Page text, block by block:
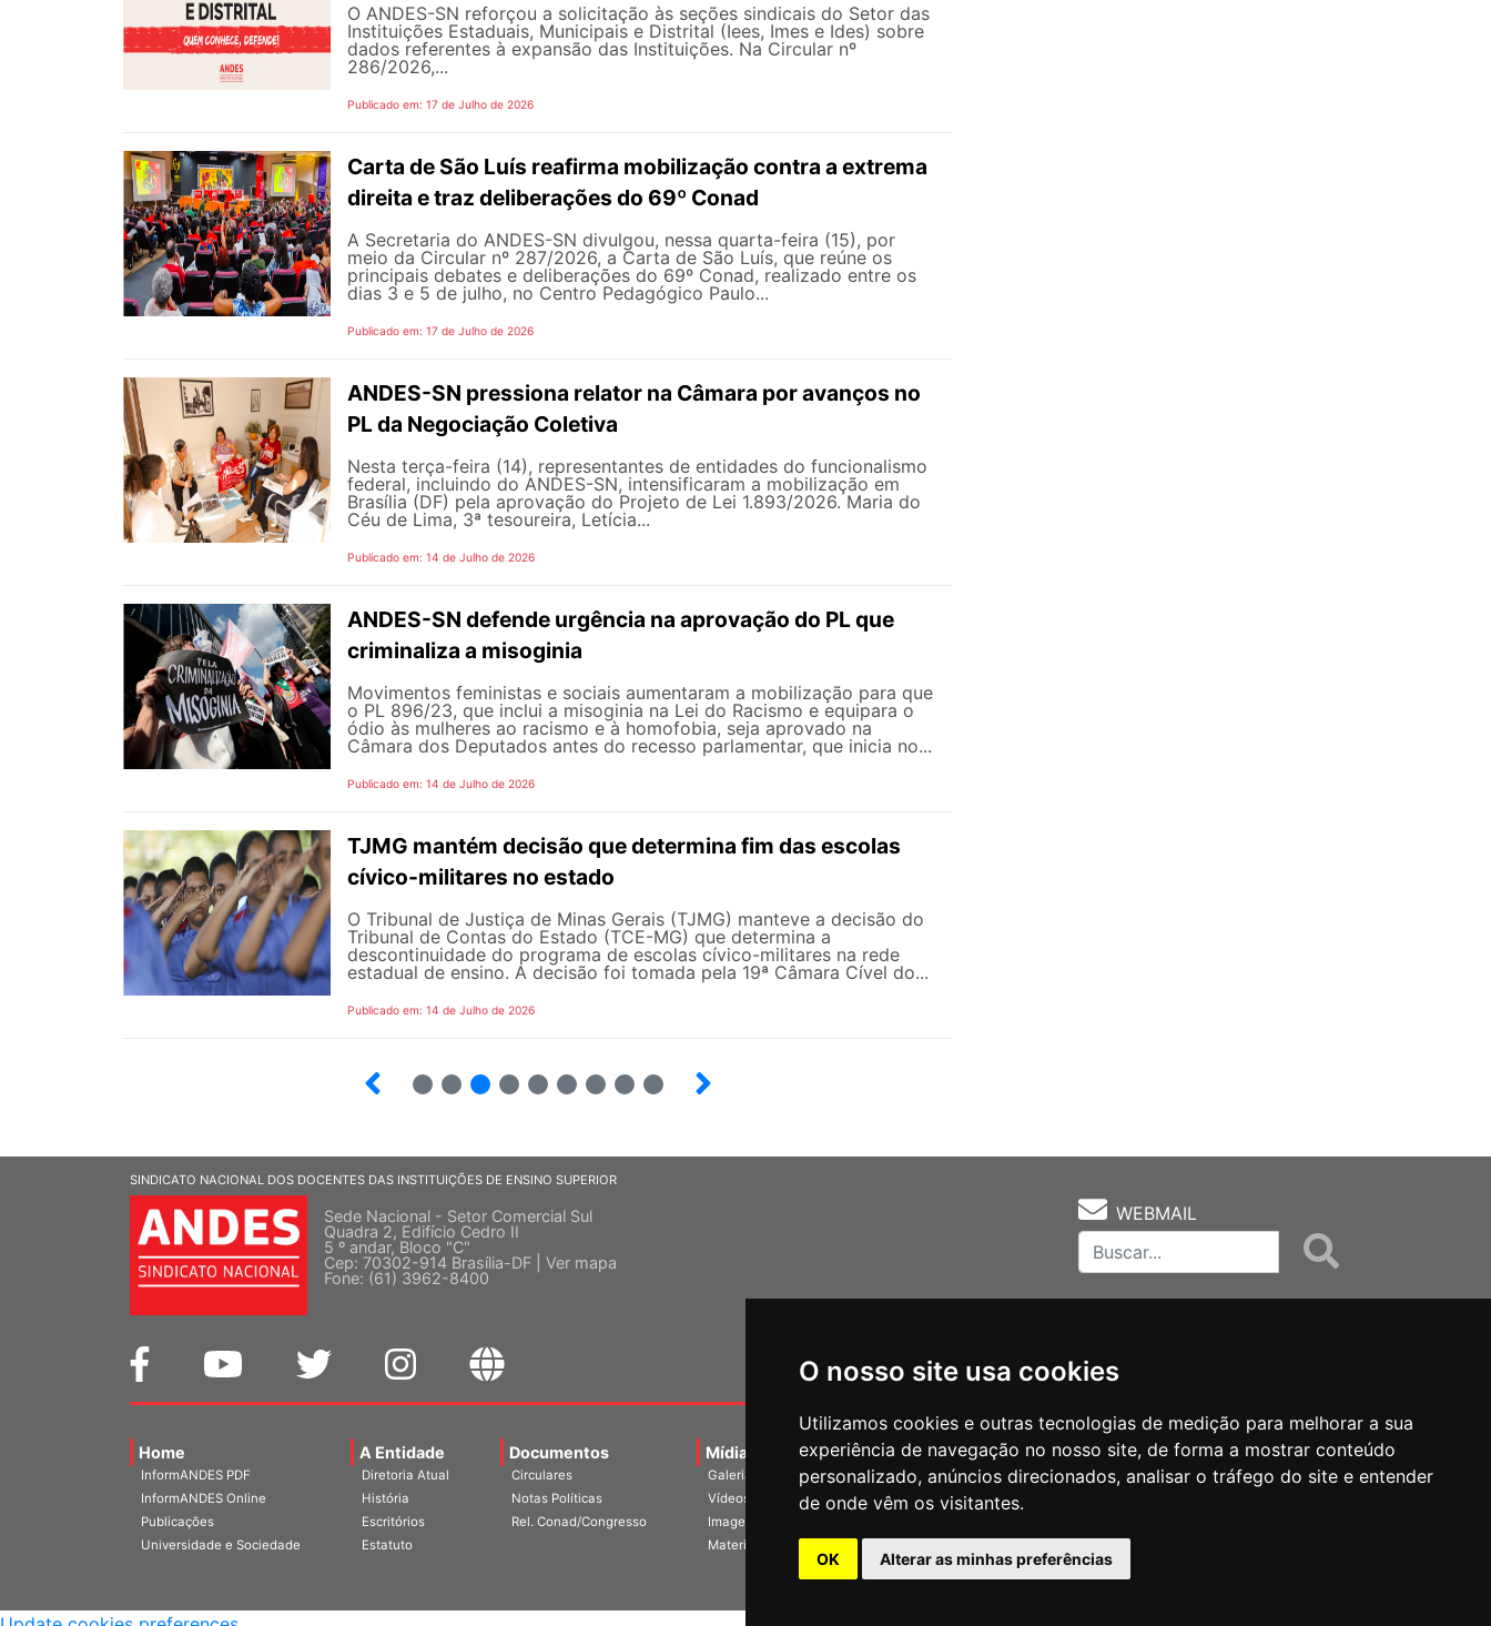
O nosso site usa cookies
Utilizamos cookies e outras tecnologias de medição para melhorar a sua
experiência de navegação no nosso site, de forma a mostrar conteúdo
personalizado, anúncios direcionados, analisar o tráfego do site e entender
de onde vêm os visitantes.
OK Alterar as minhas preferências
O ANDES-SN reforçou a solicitação às seções sindicais do Setor das
Instituições Estaduais, Municipais e Distrital (Iees, Imes e Ides) sobre
dados referentes à expansão das Instituições. Na Circular nº
286/2026,...
Publicado em: 17 de Julho de 2026
Carta de São Luís reafirma mobilização contra a extrema
direita e traz deliberações do 69º Conad
A Secretaria do ANDES-SN divulgou, nessa quarta-feira (15), por
meio da Circular nº 287/2026, a Carta de São Luís, que reúne os
principais debates e deliberações do 69º Conad, realizado entre os
dias 3 e 5 de julho, no Centro Pedagógico Paulo...
Publicado em: 17 de Julho de 2026
ANDES-SN pressiona relator na Câmara por avanços no
PL da Negociação Coletiva
Nesta terça-feira (14), representantes de entidades do funcionalismo
federal, incluindo do ANDES-SN, intensificaram a mobilização em
Brasília (DF) pela aprovação do Projeto de Lei 1.893/2026. Maria do
Céu de Lima, 3ª tesoureira, Letícia...
Publicado em: 14 de Julho de 2026
ANDES-SN defende urgência na aprovação do PL que
criminaliza a misoginia
Movimentos feministas e sociais aumentaram a mobilização para que
o PL 896/23, que inclui a misoginia na Lei do Racismo e equipara o
ódio às mulheres ao racismo e à homofobia, seja aprovado na
Câmara dos Deputados antes do recesso parlamentar, que inicia no...
Publicado em: 14 de Julho de 2026
TJMG mantém decisão que determina fim das escolas
cívico-militares no estado
O Tribunal de Justiça de Minas Gerais (TJMG) manteve a decisão do
Tribunal de Contas do Estado (TCE-MG) que determina a
descontinuidade do programa de escolas cívico-militares na rede
estadual de ensino. A decisão foi tomada pela 19ª Câmara Cível do...
Publicado em: 14 de Julho de 2026
SINDICATO NACIONAL DOS DOCENTES DAS INSTITUIÇÕES DE ENSINO SUPERIOR
Sede Nacional - Setor Comercial Sul
Quadra 2, Edifício Cedro II
5 º andar, Bloco "C"
Cep: 70302-914 Brasília-DF | Ver mapa
Fone: (61) 3962-8400
WEBMAIL
Home
InformANDES PDF
InformANDES Online
Publicações
Universidade e Sociedade
A Entidade
Diretoria Atual
História
Escritórios
Estatuto
Documentos
Circulares
Notas Políticas
Rel. Conad/Congresso
Mídias
Galerias
Vídeos
Imagens
Materiais
Agenda Notícias Notas Técnicas Fale Conocsco